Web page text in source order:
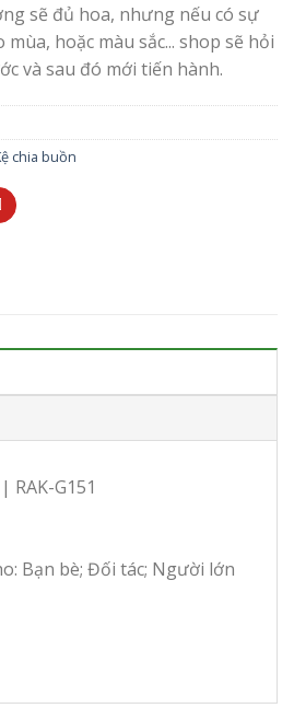
sẽ đủ hoa, nhưng nếu có sự
hoặc màu sắc... shop sẽ hỏi
và sau đó mới tiến hành.
chia buồn
RAK-G151
Bạn bè; Đối tác; Người lớn